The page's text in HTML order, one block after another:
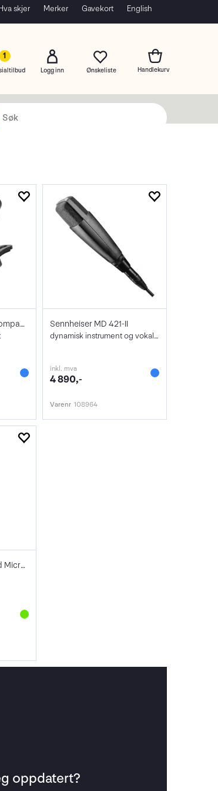
skjer Merker Gavekort English
1
Logg inn
Sennheiser MD 421 Kompakt m/Drum clamp Sennheiser MD 421-II
dynamisk instrument og vokalmikrofon
inkl. mva
4 890,-
Varenr 108964
Rycote CA-8 Cardioid Microphone
oppdatert?